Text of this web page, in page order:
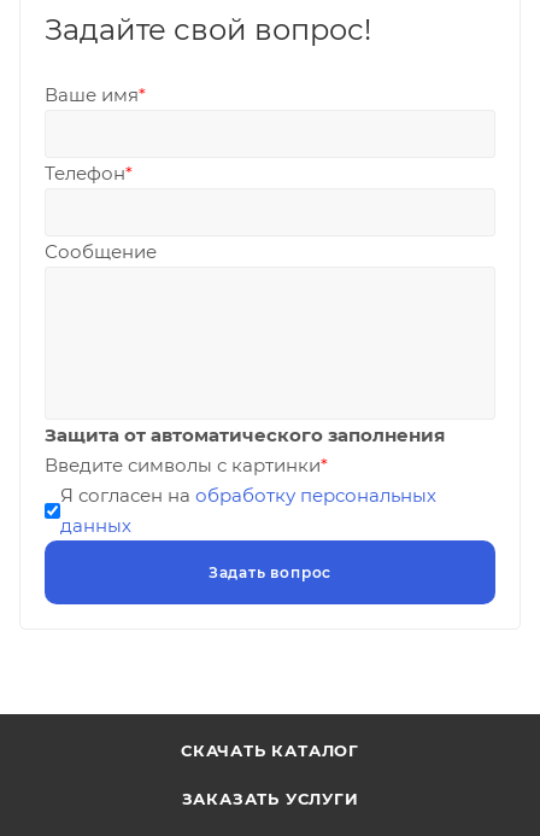
Задайте свой вопрос!
Ваше имя*
Телефон*
Сообщение
Защита от автоматического заполнения
Введите символы с картинки*
Я согласен на обработку персональных
данных
СКАЧАТЬ КАТАЛОГ
ЗАКАЗАТЬ УСЛУГИ